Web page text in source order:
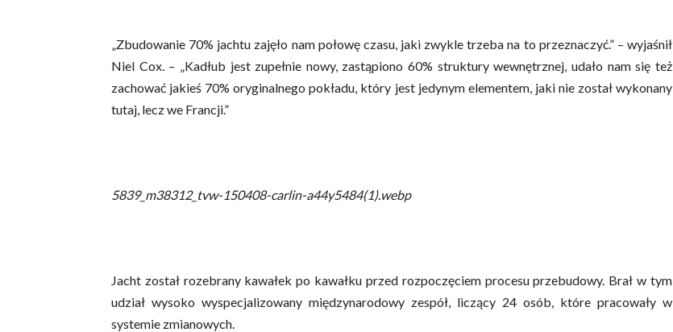
„Zbudowanie 70% jachtu zajęło nam połowę czasu, jaki zwykle trzeba na to przeznaczyć.” – wyjaśnił
Niel Cox. – „Kadłub jest zupełnie nowy, zastąpiono 60% struktury wewnętrznej, udało nam się też
zachować jakieś 70% oryginalnego pokładu, który jest jedynym elementem, jaki nie został wykonany
tutaj, lecz we Francji.”
5839_m38312_tvw-150408-carlin-a44y5484(1).webp
Jacht został rozebrany kawałek po kawałku przed rozpoczęciem procesu przebudowy. Brał w tym
udział wysoko wyspecjalizowany międzynarodowy zespół, liczący 24 osób, które pracowały w
systemie zmianowych.